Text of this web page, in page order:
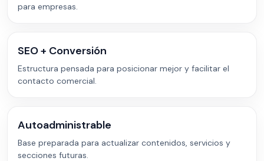
para empresas.
SEO + Conversión
Estructura pensada para posicionar mejor y facilitar el
contacto comercial.
Autoadministrable
Base preparada para actualizar contenidos, servicios y
secciones futuras.